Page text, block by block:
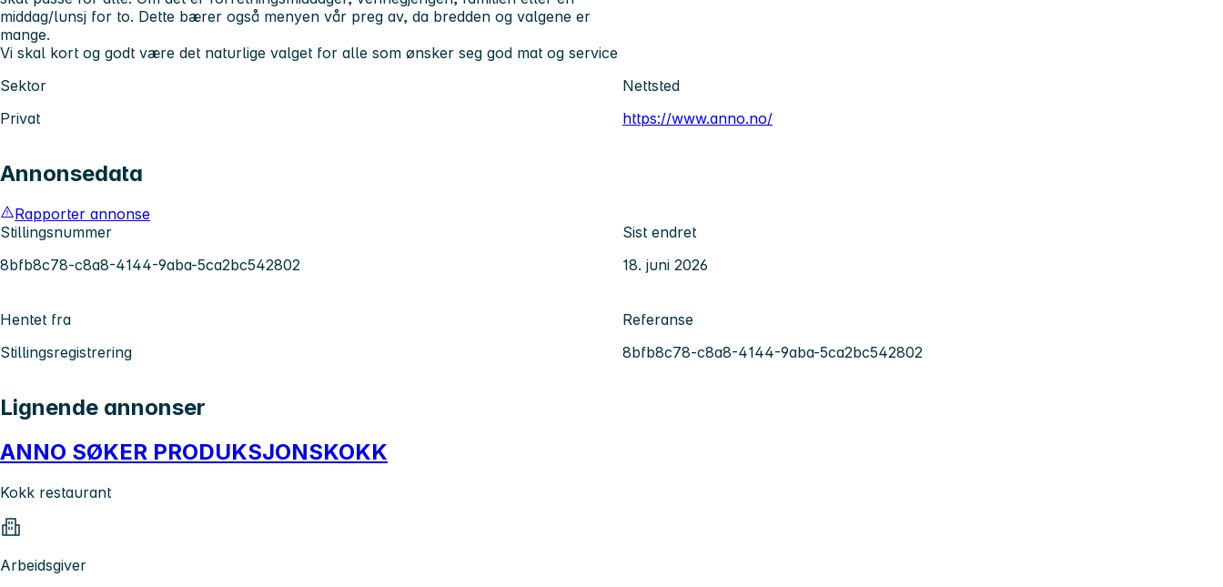
middag/lunsj for to. Dette bærer også menyen vår preg av, da bredden og valgene er
mange.
Vi skal kort og godt være det naturlige valget for alle som ønsker seg god mat og service
Sektor
Privat
Nettsted
https://www.anno.no/
Annonsedata
Rapporter annonse
Stillingsnummer
8bfb8c78-c8a8-4144-9aba-5ca2bc542802
Sist endret
18. juni 2026
Hentet fra
Stillingsregistrering
Referanse
8bfb8c78-c8a8-4144-9aba-5ca2bc542802
Lignende annonser
ANNO SØKER PRODUKSJONSKOKK
Kokk restaurant
Arbeidsgiver